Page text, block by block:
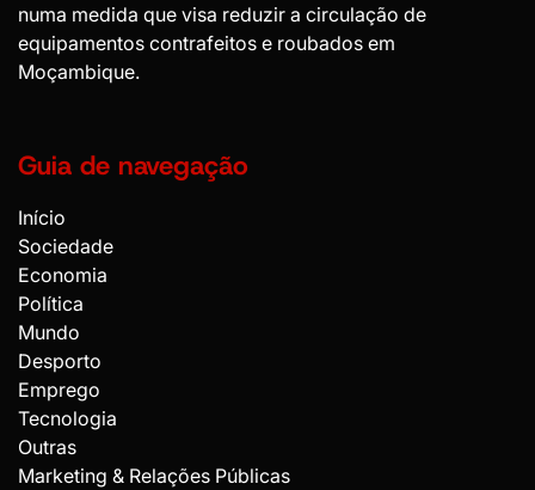
numa medida que visa reduzir a circulação de
equipamentos contrafeitos e roubados em
Moçambique.
Guia de navegação
Início
Sociedade
Economia
Política
Mundo
Desporto
Emprego
Tecnologia
Outras
Marketing & Relações Públicas